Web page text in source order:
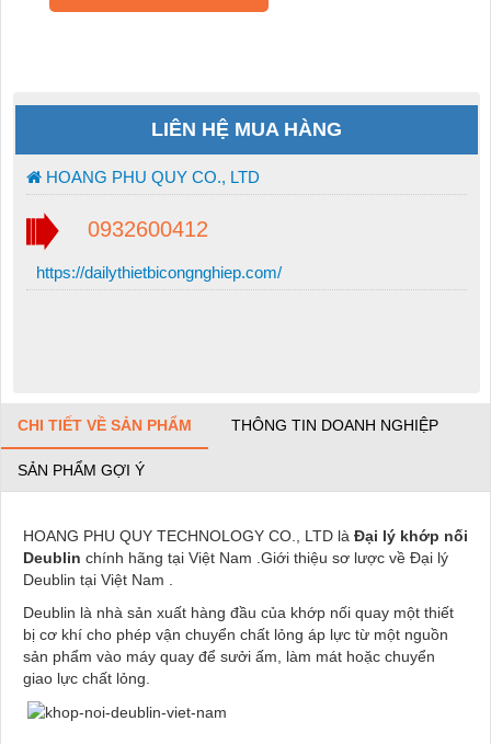
LIÊN HỆ MUA HÀNG
HOANG PHU QUY CO., LTD
0932600412
https://dailythietbicongnghiep.com/
CHI TIẾT VỀ SẢN PHẨM THÔNG TIN DOANH NGHIỆP
SẢN PHẨM GỢI Ý
HOANG PHU QUY TECHNOLOGY CO., LTD là Đại lý khớp nối
Deublin chính hãng tại Việt Nam .Giới thiệu sơ lược về Đại lý
Deublin tại Việt Nam .
Deublin là nhà sản xuất hàng đầu của khớp nối quay một thiết
bị cơ khí cho phép vận chuyển chất lỏng áp lực từ một nguồn
sản phẩm vào máy quay để sưởi ấm, làm mát hoặc chuyển
giao lực chất lỏng.